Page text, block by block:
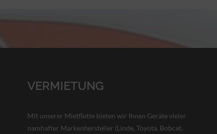
VERMIETUNG
Mit unserer Mietflotte bieten wir Ihnen Geräte vieler
namhafter Markenhersteller (Linde, Toyota, Bobcat,